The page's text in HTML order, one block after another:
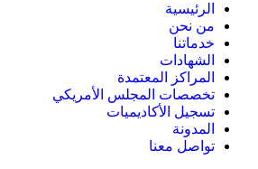
الرئيسية
من نحن
خدماتنا
الشهادات
المراكز المعتمدة
تخصصات المجلس الأمريكي
تسجيل الأكاديميات
المدونة
تواصل معنا